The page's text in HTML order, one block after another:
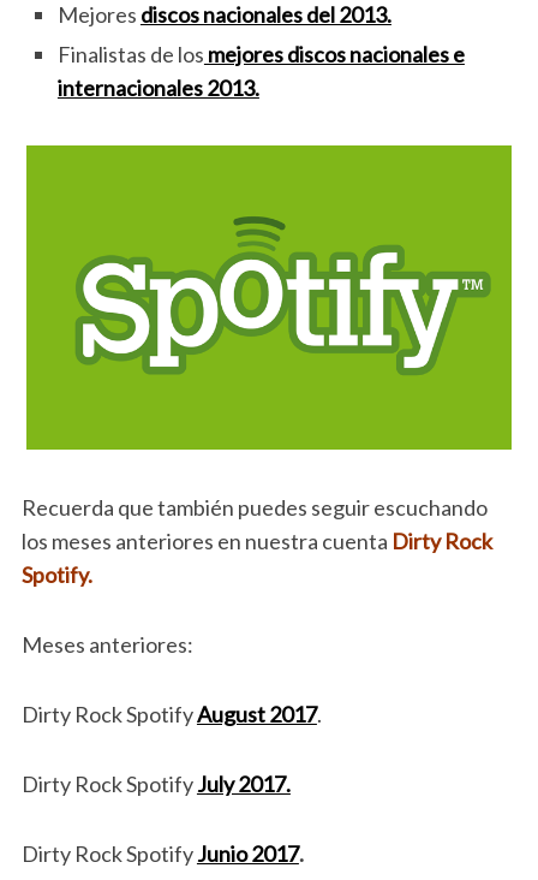
Mejores discos nacionales del 2013.
Finalistas de los mejores discos nacionales e
internacionales 2013.
Recuerda que también puedes seguir escuchando
los meses anteriores en nuestra cuenta Dirty Rock
Spotify.
Meses anteriores:
Dirty Rock SpotifyAugust 2017.
Dirty Rock SpotifyJuly 2017.
Dirty Rock SpotifyJunio 2017.